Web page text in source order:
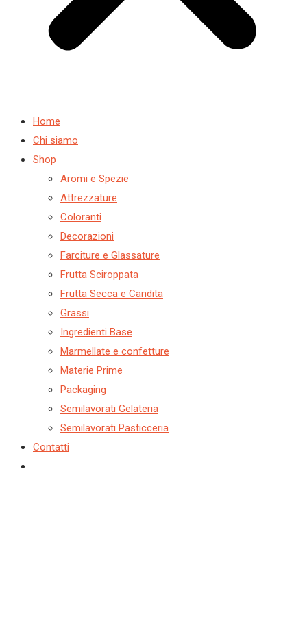
Home
Chi siamo
Shop
Aromi e Spezie
Attrezzature
Coloranti
Decorazioni
Farciture e Glassature
Frutta Sciroppata
Frutta Secca e Candita
Grassi
Ingredienti Base
Marmellate e confetture
Materie Prime
Packaging
Semilavorati Gelateria
Semilavorati Pasticceria
Contatti